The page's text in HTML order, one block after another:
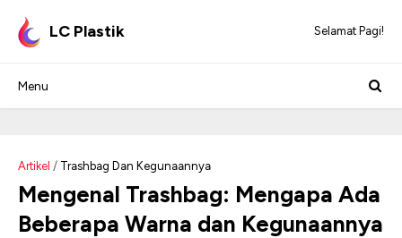
LC Plastik Selamat Pagi!
Artikel / Trashbag Dan Kegunaannya
Mengenal Trashbag: Mengapa Ada
Beberapa Warna dan Kegunaannya